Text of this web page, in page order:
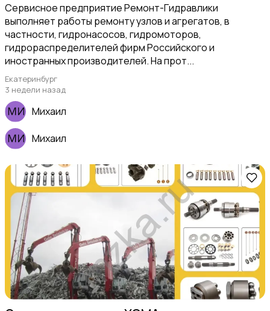
Сервисное предприятие Ремонт-Гидравлики
выполняет работы ремонту узлов и агрегатов, в
частности, гидронасосов, гидромоторов,
гидрораспределителей фирм Российского и
иностранных производителей. На прот...
Екатеринбург
3 недели назад
Михаил
Михаил